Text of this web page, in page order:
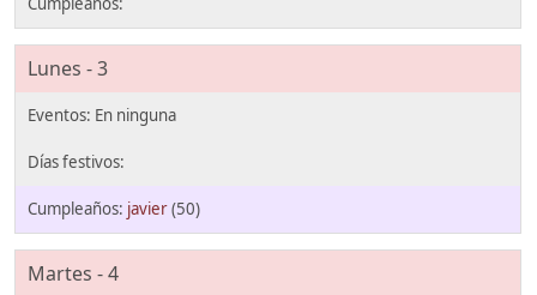
Lunes - 3
javier(50)
Martes - 4